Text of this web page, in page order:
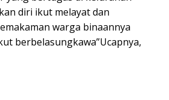
diri ikut melayat dan
warga binaannya
berbelasungkawa”Ucapnya,